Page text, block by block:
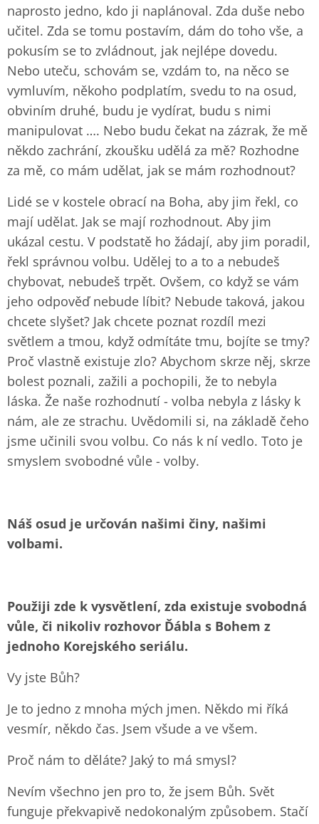
naprosto jedno, kdo ji naplánoval. Zda duše nebo
učitel. Zda se tomu postavím, dám do toho vše, a
pokusím se to zvládnout, jak nejlépe dovedu.
Nebo uteču, schovám se, vzdám to, na něco se
vymluvím, někoho podplatím, svedu to na osud,
obviním druhé, budu je vydírat, budu s nimi
manipulovat …. Nebo budu čekat na zázrak, že mě
někdo zachrání, zkoušku udělá za mě? Rozhodne
za mě, co mám udělat, jak se mám rozhodnout?
Lidé se v kostele obrací na Boha, aby jim řekl, co
mají udělat. Jak se mají rozhodnout. Aby jim
ukázal cestu. V podstatě ho žádají, aby jim poradil,
řekl správnou volbu. Udělej to a to a nebudeš
chybovat, nebudeš trpět. Ovšem, co když se vám
jeho odpověď nebude líbit? Nebude taková, jakou
chcete slyšet? Jak chcete poznat rozdíl mezi
světlem a tmou, když odmítáte tmu, bojíte se tmy?
Proč vlastně existuje zlo? Abychom skrze něj, skrze
bolest poznali, zažili a pochopili, že to nebyla
láska. Že naše rozhodnutí - volba nebyla z lásky k
nám, ale ze strachu. Uvědomili si, na základě čeho
jsme učinili svou volbu. Co nás k ní vedlo. Toto je
smyslem svobodné vůle - volby.
Náš osud je určován našimi činy, našimi
volbami.
Použiji zde k vysvětlení, zda existuje svobodná
vůle, či nikoliv rozhovor Ďábla s Bohem z
jednoho Korejského seriálu.
Vy jste Bůh?
Je to jedno z mnoha mých jmen. Někdo mi říká
vesmír, někdo čas. Jsem všude a ve všem.
Proč nám to děláte? Jaký to má smysl?
Nevím všechno jen pro to, že jsem Bůh. Svět
funguje překvapivě nedokonalým způsobem. Stačí